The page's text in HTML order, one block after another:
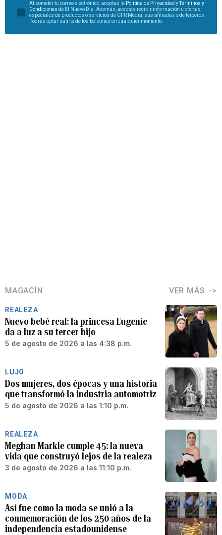
Al someter tu correo electrónico, aceptas la Política de Privacidad yTérminos y
Condiciones de El Nuevo Día. Además, aceptas recibir información u ofertas
especiales de productos o servicios de GFR Media, sus afiliadas o de terceros.
Podrás optar salirte de los boletines en cualquier momento.
MAGACÍN VER MÁS
REALEZA
Nuevo bebé real: la princesa Eugenie
da a luz a su tercer hijo
5 de agosto de 2026 a las 4:38 p.m.
LUJO
Dos mujeres, dos épocas y una historia
que transformó la industria automotriz
5 de agosto de 2026 a las 1:10 p.m.
REALEZA
Meghan Markle cumple 45: la nueva
vida que construyó lejos de la realeza
3 de agosto de 2026 a las 11:10 p.m.
MODA
Así fue como la moda se unió a la
conmemoración de los 250 años de la
independencia estadounidense